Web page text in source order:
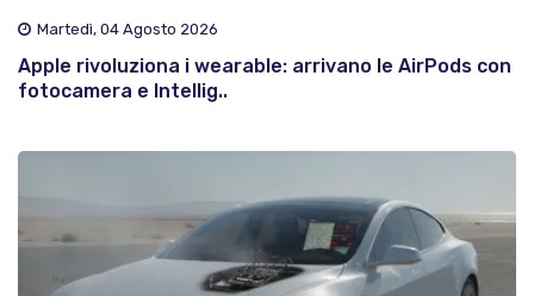
Martedì, 04 Agosto 2026
Apple rivoluziona i wearable: arrivano le AirPods con
fotocamera e Intellig..